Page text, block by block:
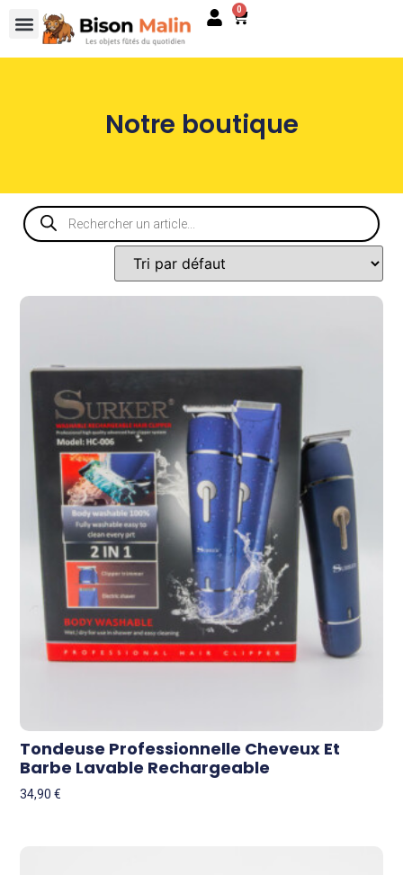
0
Notre boutique
Tondeuse Professionnelle Cheveux Et
Barbe Lavable Rechargeable
34,90€